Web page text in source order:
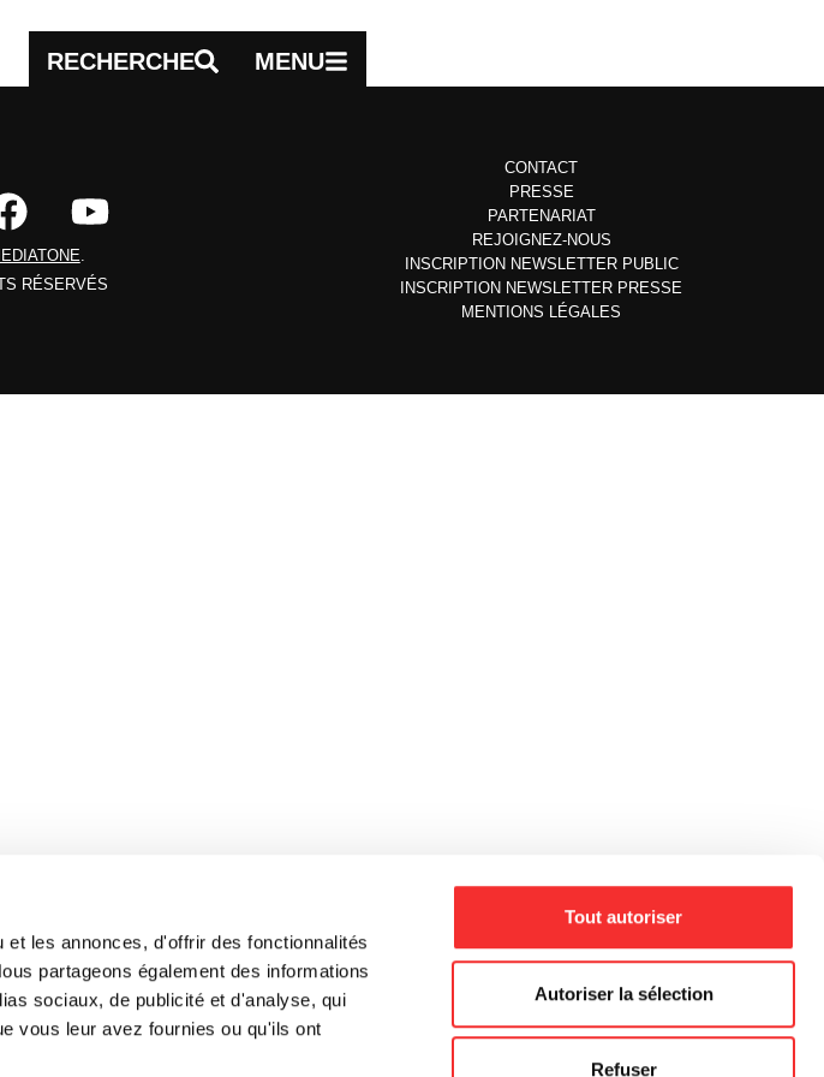
les annonces, d'offrir des fonctionnalités
partageons également des informations
sociaux, de publicité et d'analyse, qui
vous leur avez fournies ou qu'ils ont
Tout autoriser
Autoriser la sélection
Refuser
RECHERCHE MENU
RÉSERVÉS
CONTACT
PRESSE
PARTENARIAT
REJOIGNEZ-NOUS
INSCRIPTION NEWSLETTER PUBLIC
INSCRIPTION NEWSLETTER PRESSE
MENTIONS LÉGALES